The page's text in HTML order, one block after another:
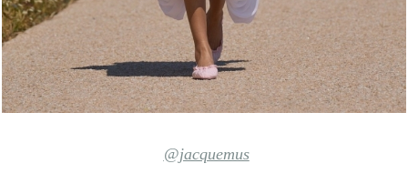
@jacquemus